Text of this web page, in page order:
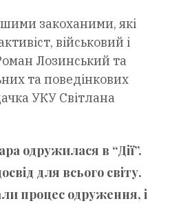
закоханими, які
військовий і
Лозинський та
та поведінкових
УКУ Світлана
одружилася в “Дії”.
для всього світу.
процес одруження, і